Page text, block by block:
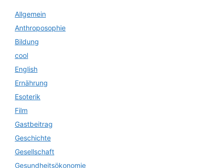
Allgemein
Anthroposophie
Bildung
cool
English
Ernährung
Esoterik
Film
Gastbeitrag
Geschichte
Gesellschaft
Gesundheitsökonomie